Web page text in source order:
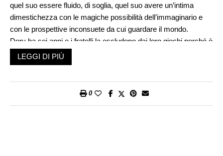
quel suo essere fluido, di soglia, quel suo avere un’intima
dimestichezza con le magiche possibilità dell’immaginario e
con le prospettive inconsuete da cui guardare il mondo.
Dory ha sei anni e i fratelli la escludono dai loro giochi perché è
«una bambina piccola». Lei comunque può contare su
un’amica che c’è sempre, e che è Mary, la sua amica
canini sporgenti). Con Mary, ma anche con molti altri
LEGGI DI PIÙ
0